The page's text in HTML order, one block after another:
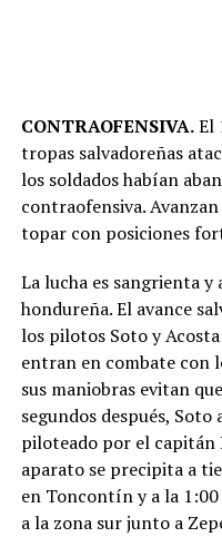
CONTRAOFENSIVA.El
tropas salvadoreñas
los soldados habían
contraofensiva.
topar con posiciones
La lucha es sangrienta y
hondureña. El avance
los pilotos Soto y
entran en combate con
sus maniobras evitan
segundos después,
piloteado por el capitán
aparato se precipita a
en Toncontín y a la
a la zona sur junto a